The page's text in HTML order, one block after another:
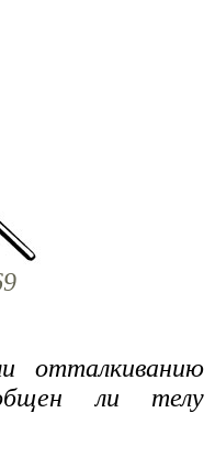
отталкиванию
ли телу